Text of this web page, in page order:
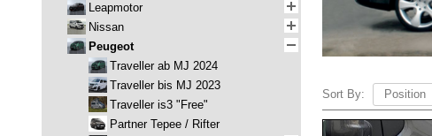
Sort By:
Leapmotor
Nissan
Peugeot
Traveller ab MJ 2024
Traveller bis MJ 2023
Traveller is3 "Free"
Partner Tepee / Rifter